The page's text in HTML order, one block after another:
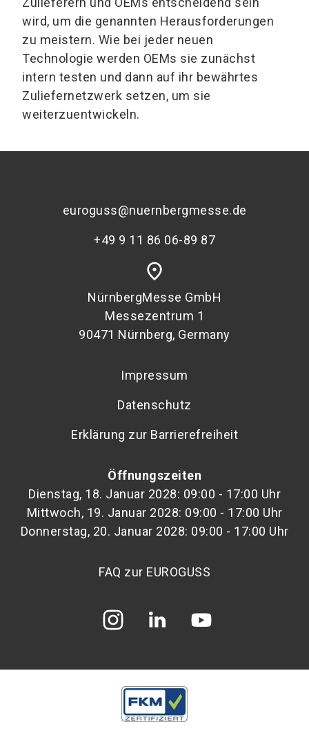
wird, um die genannten Herausforderungen
zu meistern. Wie bei jeder neuen
Technologie werden OEMs sie zunächst
intern testen und dann auf ihr bewährtes
Zuliefernetzwerk setzen, um sie
weiterzuentwickeln.
euroguss@nuernbergmesse.de
+49 9 11 86 06-89 87
place
NürnbergMesse GmbH
Messezentrum 1
90471 Nürnberg, Germany
Impressum
Datenschutz
Erklärung zur Barrierefreiheit
Öffnungszeiten
Dienstag, 18. Januar 2028: 09:00 - 17:00 Uhr
Mittwoch, 19. Januar 2028: 09:00 - 17:00 Uhr
Donnerstag, 20. Januar 2028: 09:00 - 17:00 Uhr
FAQ zur EUROGUSS